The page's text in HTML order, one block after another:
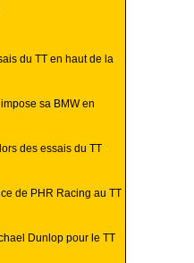
du TT en haut de la
sa BMW en
des essais du TT
de PHR Racing au TT
Dunlop pour le TT